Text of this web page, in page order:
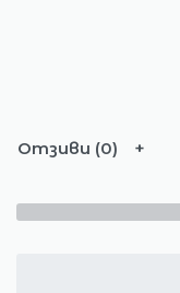
Отзиви (0)